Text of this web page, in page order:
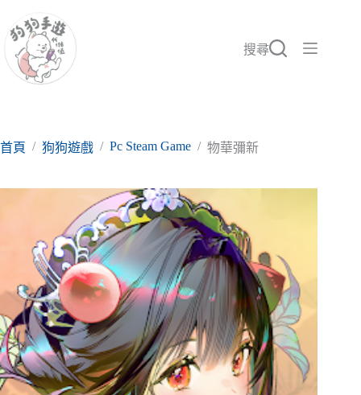
至
要
搜尋
首頁 / 狗狗遊戲 / Pc Steam Game / 物華彌新